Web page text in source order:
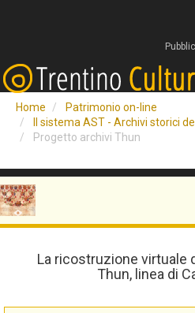
Home
Patrimonio on-line
Il sistema AST - Archivi storici
Progetto archivi Thun
La ricostruzione virtuale
Thun, linea di